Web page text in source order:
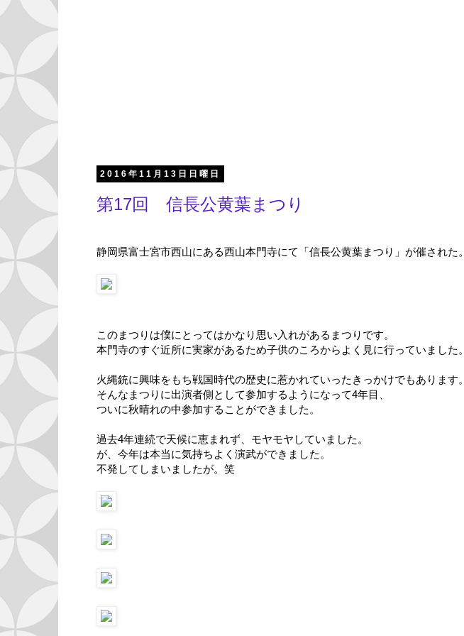
2016年11月13日日曜日
第17回 信長公黄葉まつり
静岡県富士宮市西山にある西山本門寺にて「信長公黄葉まつり」が催された。
このまつりは僕にとってはかなり思い入れがあるまつりです。
本門寺のすぐ近所に実家があるため子供のころからよく見に行っていました。
火縄銃に興味をもち戦国時代の歴史に惹かれていったきっかけでもあります。
そんなまつりに出演者側として参加するようになって4年目、
ついに秋晴れの中参加することができました。
過去4年連続で天候に恵まれず、モヤモヤしていました。
が、今年は本当に気持ちよく演武ができました。
不発してしまいましたが。笑